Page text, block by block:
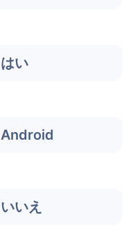
はい
Android
いいえ